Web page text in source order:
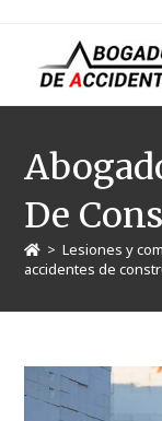
De
> Lesiones y
accidentes de